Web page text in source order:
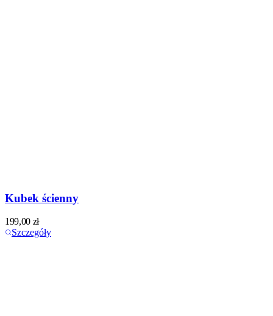
Kubek ścienny
199,00 zł
Szczegóły